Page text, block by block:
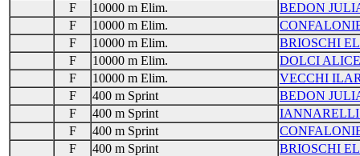
F
10000 m Elim.
BEDON
F
10000 m Elim.
F
10000 m Elim.
BRIOSCHI
F
10000 m Elim.
DOLCI ALICE
F
10000 m Elim.
VECCHI
F
400 m Sprint
BEDON
F
400 m Sprint
F
400 m Sprint
F
400 m Sprint
BRIOSCHI